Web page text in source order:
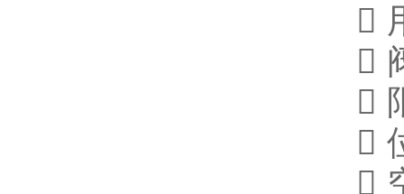




